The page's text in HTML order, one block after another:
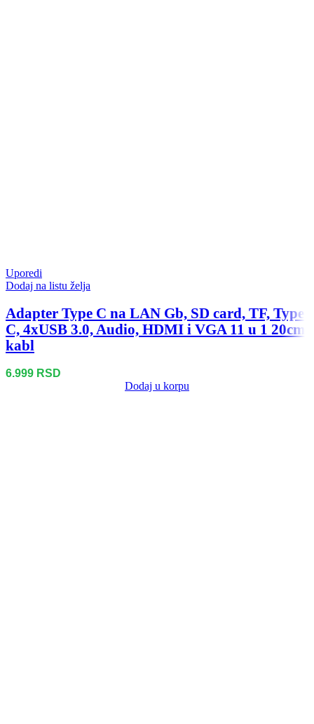
Uporedi
Dodaj na listu želja
Adapter Type C na LAN Gb, SD card, TF, Type
C, 4xUSB 3.0, Audio, HDMI i VGA 11 u 1 20cm
kabl
6.999 RSD
Dodaj u korpu